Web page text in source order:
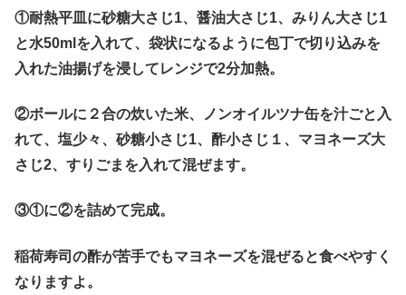
①耐熱平皿に砂糖大さじ1、醤油大さじ1、みりん大さじ1
と水50mlを入れて、袋状になるように包丁で切り込みを
入れた油揚げを浸してレンジで2分加熱。
②ボールに２合の炊いた米、ノンオイルツナ缶を汁ごと入
れて、塩少々、砂糖小さじ1、酢小さじ１、マヨネーズ大
さじ2、すりごまを入れて混ぜます。
③①に②を詰めて完成。
稲荷寿司の酢が苦手でもマヨネーズを混ぜると食べやすく
なりますよ。